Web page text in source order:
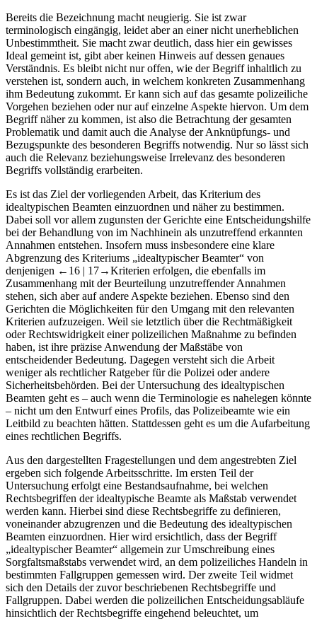
Bereits die Bezeichnung macht neugierig. Sie ist zwar
terminologisch eingängig, leidet aber an einer nicht unerheblichen
Unbestimmtheit. Sie macht zwar deutlich, dass hier ein gewisses
Ideal gemeint ist, gibt aber keinen Hinweis auf dessen genaues
Verständnis. Es bleibt nicht nur offen, wie der Begriff inhaltlich zu
verstehen ist, sondern auch, in welchem konkreten Zusammenhang
ihm Bedeutung zukommt. Er kann sich auf das gesamte polizeiliche
Vorgehen beziehen oder nur auf einzelne Aspekte hiervon. Um dem
Begriff näher zu kommen, ist also die Betrachtung der gesamten
Problematik und damit auch die Analyse der Anknüpfungs- und
Bezugspunkte des besonderen Begriffs notwendig. Nur so lässt sich
auch die Relevanz beziehungsweise Irrelevanz des besonderen
Begriffs vollständig erarbeiten.
Es ist das Ziel der vorliegenden Arbeit, das Kriterium des
idealtypischen Beamten einzuordnen und näher zu bestimmen.
Dabei soll vor allem zugunsten der Gerichte eine Entscheidungshilfe
bei der Behandlung von im Nachhinein als unzutreffend erkannten
Annahmen entstehen. Insofern muss insbesondere eine klare
Abgrenzung des Kriteriums „idealtypischer Beamter“ von
denjenigen ←16 | 17→Kriterien erfolgen, die ebenfalls im
Zusammenhang mit der Beurteilung unzutreffender Annahmen
stehen, sich aber auf andere Aspekte beziehen. Ebenso sind den
Gerichten die Möglichkeiten für den Umgang mit den relevanten
Kriterien aufzuzeigen. Weil sie letztlich über die Rechtmäßigkeit
oder Rechtswidrigkeit einer polizeilichen Maßnahme zu befinden
haben, ist ihre präzise Anwendung der Maßstäbe von
entscheidender Bedeutung. Dagegen versteht sich die Arbeit
weniger als rechtlicher Ratgeber für die Polizei oder andere
Sicherheitsbehörden. Bei der Untersuchung des idealtypischen
Beamten geht es – auch wenn die Terminologie es nahelegen könnte
– nicht um den Entwurf eines Profils, das Polizeibeamte wie ein
Leitbild zu beachten hätten. Stattdessen geht es um die Aufarbeitung
eines rechtlichen Begriffs.
Aus den dargestellten Fragestellungen und dem angestrebten Ziel
ergeben sich folgende Arbeitsschritte. Im ersten Teil der
Untersuchung erfolgt eine Bestandsaufnahme, bei welchen
Rechtsbegriffen der idealtypische Beamte als Maßstab verwendet
werden kann. Hierbei sind diese Rechtsbegriffe zu definieren,
voneinander abzugrenzen und die Bedeutung des idealtypischen
Beamten einzuordnen. Hier wird ersichtlich, dass der Begriff
„idealtypischer Beamter“ allgemein zur Umschreibung eines
Sorgfaltsmaßstabs verwendet wird, an dem polizeiliches Handeln in
bestimmten Fallgruppen gemessen wird. Der zweite Teil widmet
sich den Details der zuvor beschriebenen Rechtsbegriffe und
Fallgruppen. Dabei werden die polizeilichen Entscheidungsabläufe
hinsichtlich der Rechtsbegriffe eingehend beleuchtet, um